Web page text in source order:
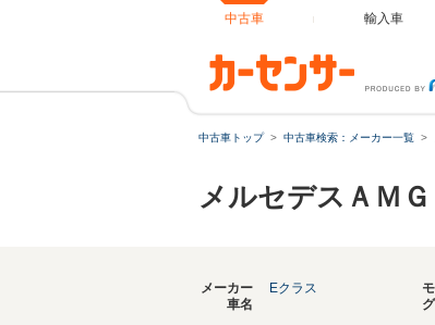
中古車 輸入車
中古車トップ 中古車検索：メーカー一覧
メルセデスＡＭ
メーカー
車名
Eクラス